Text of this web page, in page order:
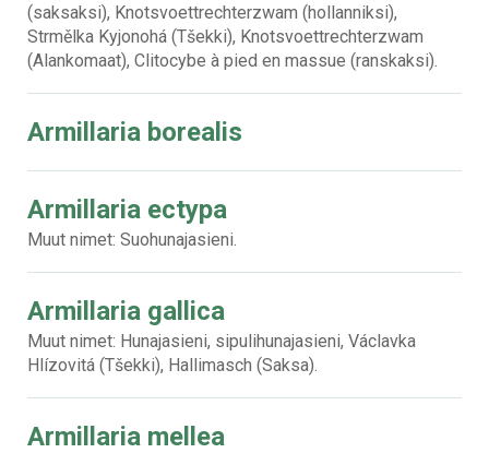
(saksaksi), Knotsvoettrechterzwam (hollanniksi),
Strmělka Kyjonohá (Tšekki), Knotsvoettrechterzwam
(Alankomaat), Clitocybe à pied en massue (ranskaksi).
Armillaria borealis
Armillaria ectypa
Muut nimet: Suohunajasieni.
Armillaria gallica
Muut nimet: Hunajasieni, sipulihunajasieni, Václavka
Hlízovitá (Tšekki), Hallimasch (Saksa).
Armillaria mellea